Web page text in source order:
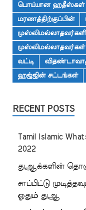
பொய்யான ஹதீஸ்கள்
மரணத்திற்குப்பின்
முஸ்லிமல்லாதவர்கள்
வட்டி
ஹஜ்ஜின் சட்டங்கள்
RECENT POSTS
Tamil Islamic
2022
துஆக்களின்
சாப்பிட்டு
ஓதும் துஆ